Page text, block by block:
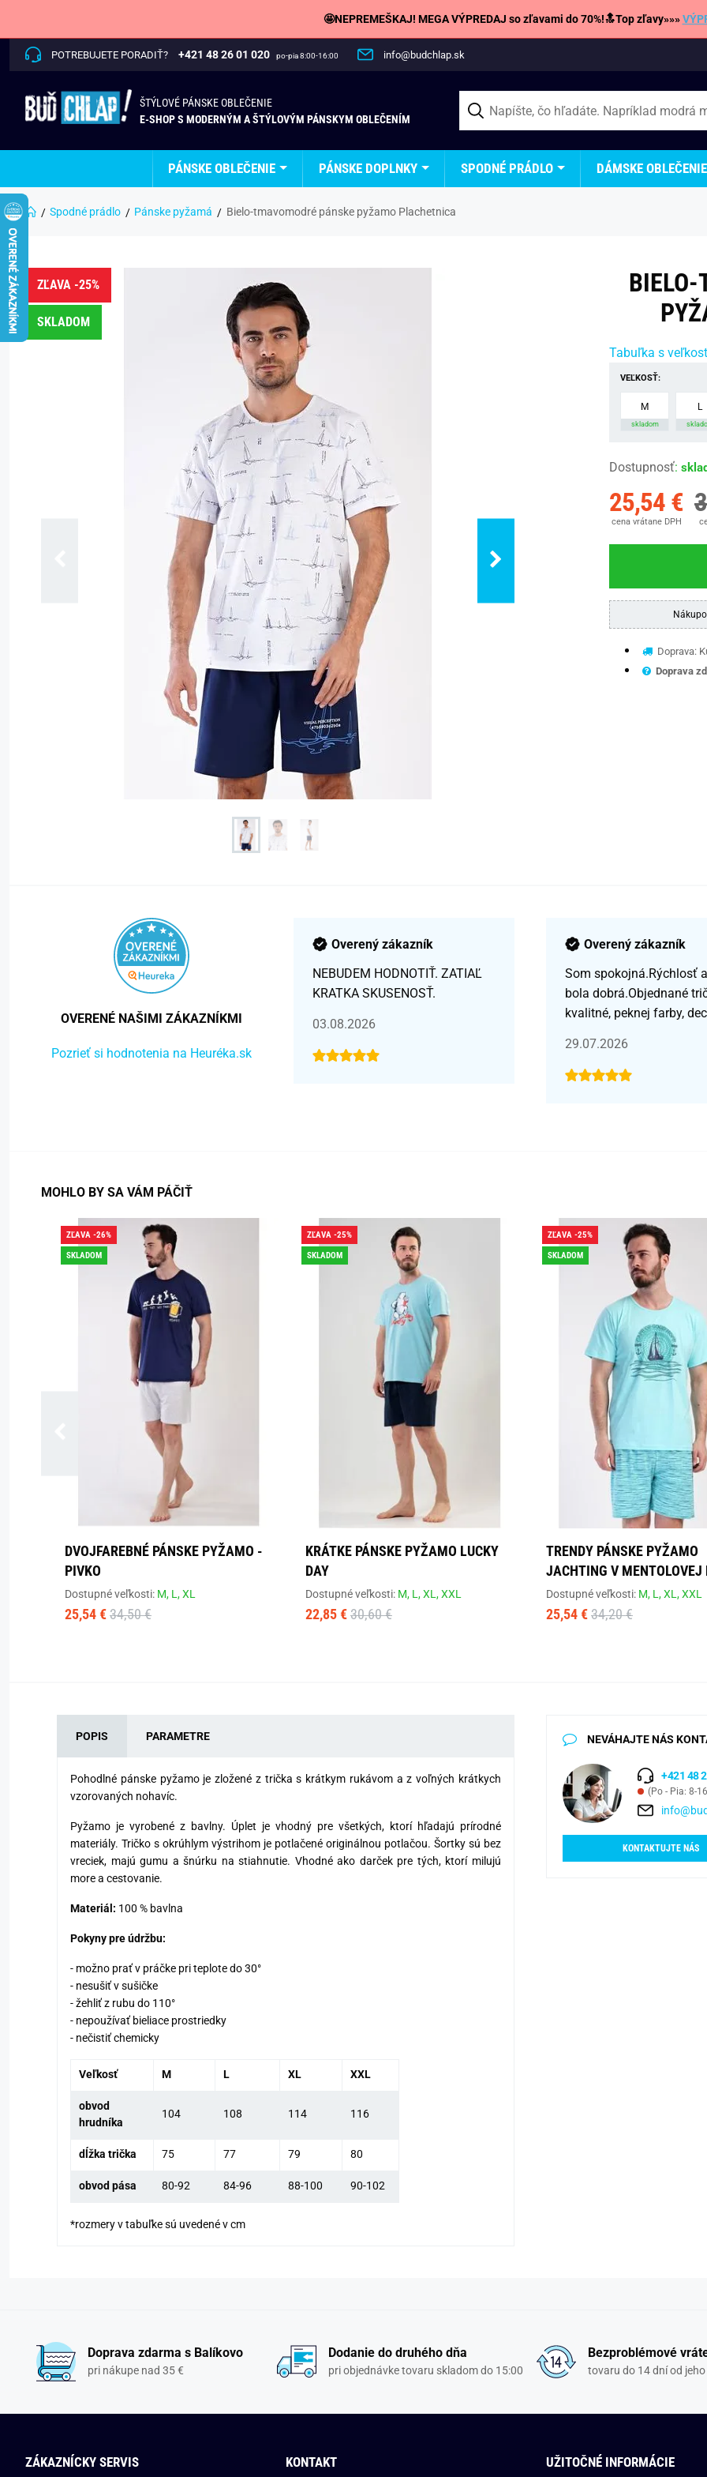
🤩NEPREMEŠKAJ! MEGA VÝPREDAJ so zľavami do 70%!🔝Top zľavy»»»
POTREBUJETE PORADIŤ? +421 48 26 01 020 po-pia 8:00-16:00 info@budchlap.sk
ŠTÝLOVÉ PÁNSKE OBLEČENIE
E-SHOP S MODERNÝM A ŠTÝLOVÝM PÁNSKYM OBLEČENÍM
PÁNSKE OBLEČENIE PÁNSKE DOPLNKY SPODNÉ PRÁDLO DÁMSKE OBLEČENIE
Spodné prádlo Pánske pyžamá Bielo-tmavomodré pánske pyžamo Plachetnica
ZĽAVA -25%
SKLADOM
BIELO-
Tabuľka s
VEĽKOSŤ:
M
skladom
L
Dostupnosť:
25,54 €
cena vrátane DPH
Doprava:
Doprava
OVERENÉ NAŠIMI ZÁKAZNÍKMI
Pozrieť si hodnotenia na Heuréka.sk
Overený zákazník
NEBUDEM HODNOTIŤ. ZATIAĽ
KRATKA SKUSENOSŤ.
03.08.2026
Overený zákazník
Som spokojná.Rýchlosť
bola dobrá.Objednané
kvalitné, peknej farby,
29.07.2026
MOHLO BY SA VÁM PÁČIŤ
ZĽAVA -26%
SKLADOM
DVOJFAREBNÉ PÁNSKE PYŽAMO -
PIVKO
Dostupné veľkosti: M, L,XL
25,54 € 34,50 €
ZĽAVA -25%
SKLADOM
KRÁTKE PÁNSKE PYŽAMO LUCKY
DAY
Dostupné veľkosti: M, L,XL,XXL
22,85 € 30,60 €
ZĽAVA -25%
SKLADOM
TRENDY PÁNSKE PYŽAMO
JACHTING V MENTOLOVEJ
Dostupné veľkosti: M, L,XL,XXL
25,54 € 34,20 €
POPIS PARAMETRE
Pohodlné pánske pyžamo je zložené z trička s krátkym rukávom a z voľných krátkych
vzorovaných nohavíc.
Pyžamo je vyrobené z bavlny. Úplet je vhodný pre všetkých, ktorí hľadajú prírodné
materiály. Tričko s okrúhlym výstrihom je potlačené originálnou potlačou. Šortky sú bez
vreciek, majú gumu a šnúrku na stiahnutie. Vhodné ako darček pre tých, ktorí milujú
more a cestovanie.
Materiál: 100 % bavlna
Pokyny pre údržbu:
- možno prať v práčke pri teplote do 30°
- nesušiť v sušičke
- žehliť z rubu do 110°
- nepoužívať bieliace prostriedky
- nečistiť chemicky
Veľkosť M L XL XXL
obvod
hrudníka
104 108 114 116
dĺžka trička 75 77 79 80
obvod pása 80-92 84-96 88-100 90-102
*rozmery v tabuľke sú uvedené v cm
NEVÁHAJTE NÁS
+421 48
(Po - Pia: 8-
KONTAKTUJTE NÁS
Doprava zdarma s Balíkovo
pri nákupe nad 35 €
Dodanie do druhého dňa
pri objednávke tovaru skladom do 15:00
Bezproblémové
tovaru do 14 dní od
ZÁKAZNÍCKY SERVIS KONTAKT UŽITOČNÉ INFORMÁCIE